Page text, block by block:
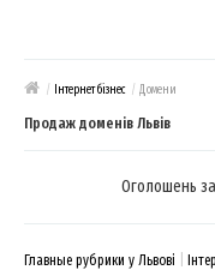
/ Інтернет бізнес / Домени
Продаж доменів Львів
Оголошень
Главные рубрики у Львові